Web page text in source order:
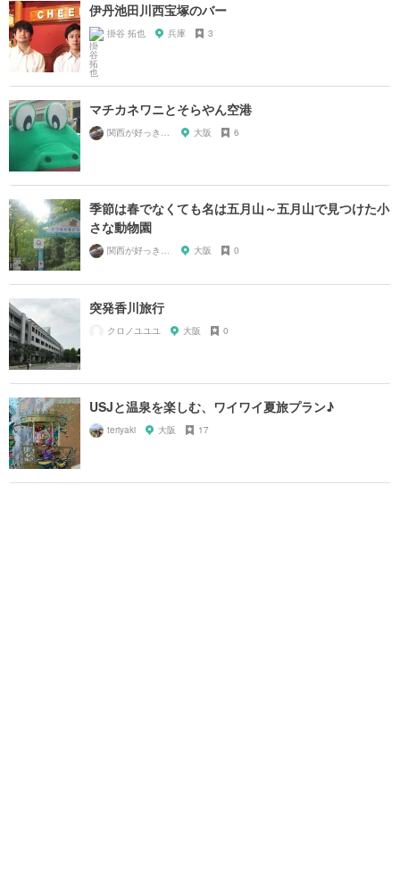
伊丹池田川西宝塚のバー
掛谷 拓也 兵庫 3
マチカネワニとそらやん空港
関西が好っきゃねん 大阪 6
季節は春でなくても名は五月山～五月山で見つけた小
さな動物園
関西が好っきゃねん 大阪 0
突発香川旅行
クロノユユユ 大阪 0
USJと温泉を楽しむ、ワイワイ夏旅プラン♪
teriyaki 大阪 17